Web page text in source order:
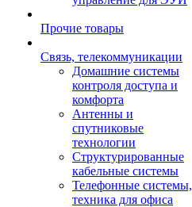
Прочие товары
Связь, телекоммуникации
Домашние системы
контроля доступа и
комфорта
Антенны и
спутниковые
технологии
Структурированные
кабельные системы
Телефонные системы,
техника для офиса